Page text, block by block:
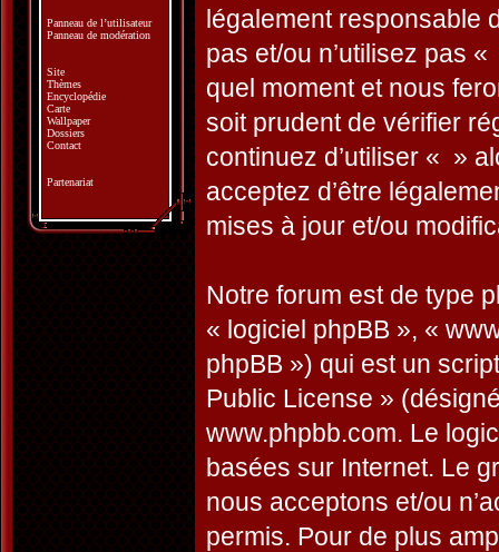
légalement responsable
pas et/ou n’utilisez pas
quel moment et nous
soit prudent de vérifier
continuez d’utiliser « »
acceptez d’être
mises à jour et/ou
Notre forum est de type
« logiciel phpBB », «
phpBB ») qui est un
Public License »
www.phpbb.com. Le
basées sur Internet. Le
nous acceptons et/ou
permis. Pour de plus
Panneau de l’utilisateur
Panneau de modération
Site
Thèmes
Encyclopédie
Carte
Wallpaper
Dossiers
Contact
Partenariat